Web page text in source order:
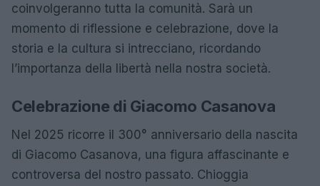
coinvolgeranno tutta la comunità. Sarà un
momento di riflessione e celebrazione, dove la
storia e la cultura si intrecciano, ricordando
l’importanza della libertà nella nostra società.
Celebrazione di Giacomo Casanova
Nel 2025 ricorre il 300° anniversario della nascita
di Giacomo Casanova, una figura affascinante e
controversa del nostro passato. Chioggia